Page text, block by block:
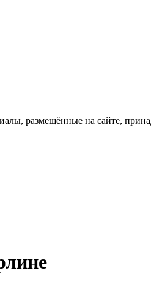
размещённые на сайте,